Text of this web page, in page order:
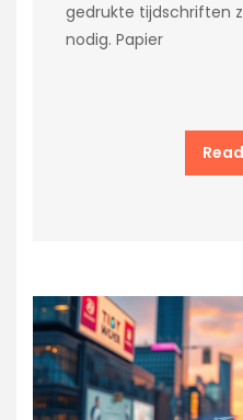
gedrukte tijdschriften
nodig. Papier